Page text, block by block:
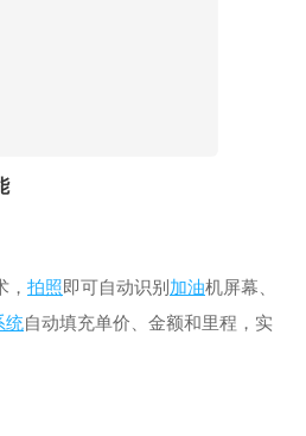
拍照即可自动识别 加油机屏幕、
统自动填充单价、金额和里程，实